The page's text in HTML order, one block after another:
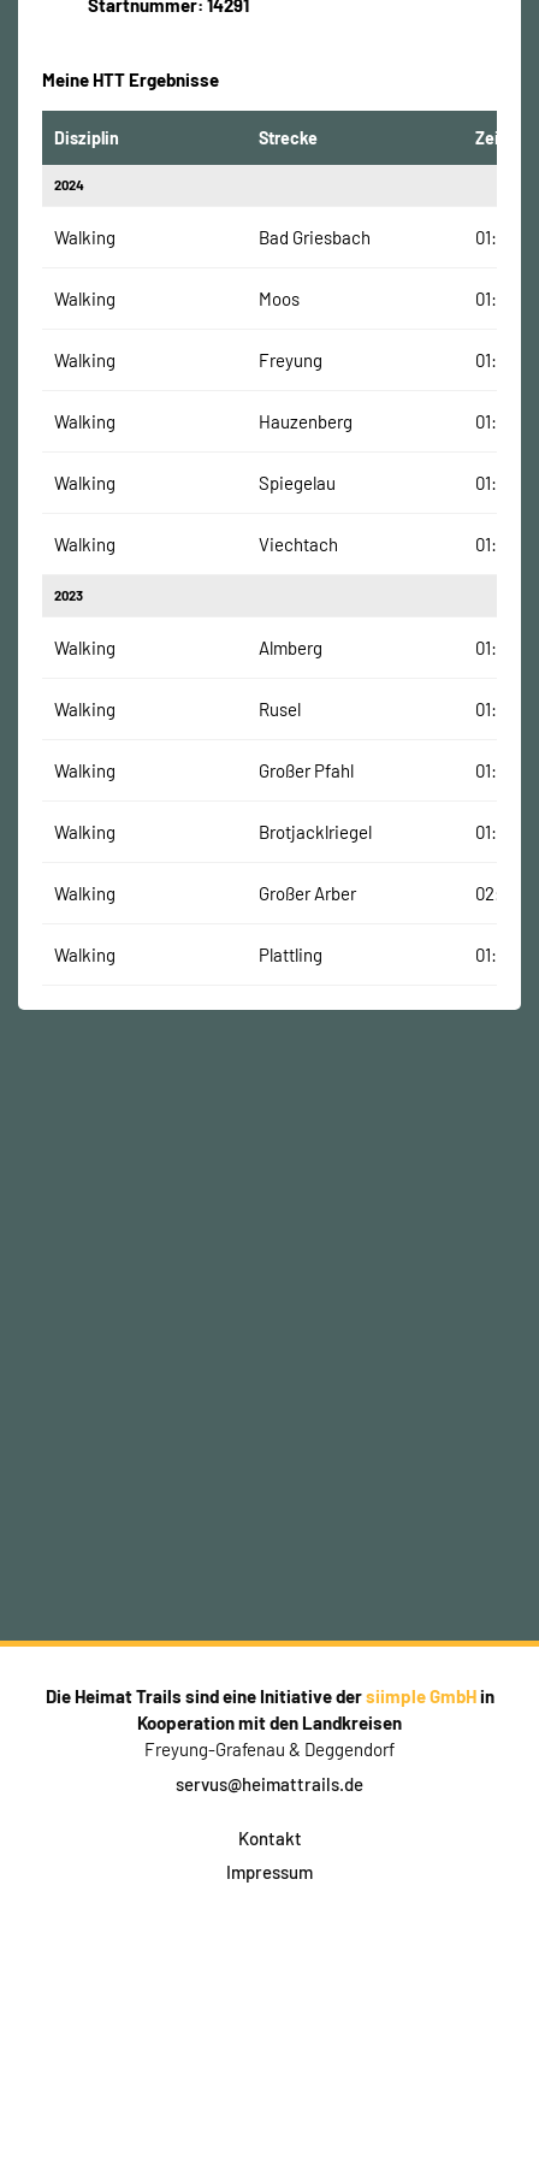
Startnummer: 14291
Meine HTT Ergebnisse
Disziplin Strecke Zeit
2024
Walking Bad Griesbach
Walking Moos
Walking Freyung
Walking Hauzenberg 01:11:15
Walking Spiegelau
Walking Viechtach
2023
Walking Almberg
Walking Rusel
Walking Großer Pfahl
Walking Brotjacklriegel
Walking Großer Arber
Walking Plattling
Die Heimat Trails sind eine Initiative dersiimple GmbHin
Kooperation mit den Landkreisen
Freyung-Grafenau & Deggendorf
servus@heimattrails.de
Kontakt
Impressum